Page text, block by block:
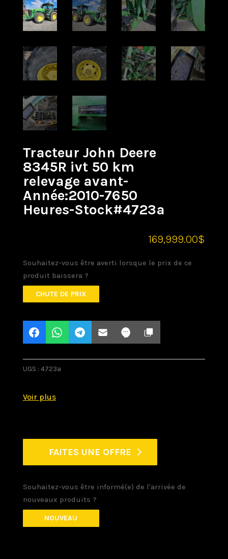
Tracteur John Deere
8345R ivt 50 km
relevage avant-
Année:2010-7650
Heures-Stock#4723a
169,999.00$
Souhaitez-vous être averti lorsque le prix de ce
produit baissera ?
CHUTE DE PRIX
UGS : 4723a
FAITES UNE OFFRE
Souhaitez-vous être informé(e) de l'arrivée de
nouveaux produits ?
NOUVEAU